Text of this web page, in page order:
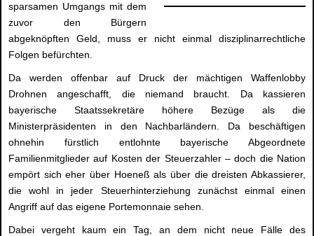
sparsamen Umgangs mit dem
zuvor den Bürgern
abgeknöpften Geld, muss er nicht einmal disziplinarrechtliche
Folgen befürchten.
Da werden offenbar auf Druck der mächtigen Waffenlobby
Drohnen angeschafft, die niemand braucht. Da kassieren
bayerische Staatssekretäre höhere Bezüge als die
Ministerpräsidenten in den Nachbarländern. Da beschäftigen
ohnehin fürstlich entlohnte bayerische Abgeordnete
Familienmitglieder auf Kosten der Steuerzahler – doch die Nation
empört sich eher über Hoeneß als über die dreisten Abkassierer,
die wohl in jeder Steuerhinterziehung zunächst einmal einen
Angriff auf das eigene Portemonnaie sehen.
Dabei vergeht kaum ein Tag, an dem nicht neue Fälle des